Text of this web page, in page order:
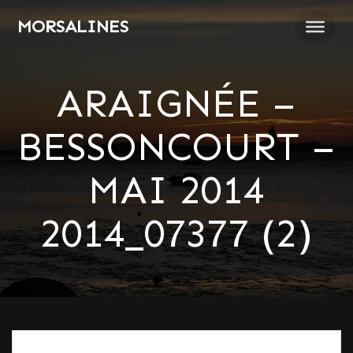
Passer
au
MORSALINES
ARAIGNÉE –
BESSONCOURT –
MAI 2014
2014_07377 (2)